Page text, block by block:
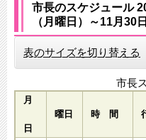
市長のスケジュール
（月曜日）～11月30
表のサイズを切り替える
市長
月
日
曜日 時 間